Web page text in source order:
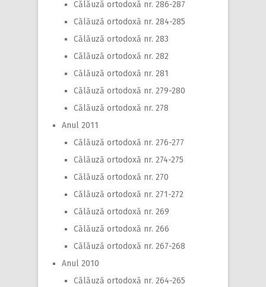
Călăuză ortodoxă nr. 286-287
Călăuză ortodoxă nr. 284-285
Călăuză ortodoxă nr. 283
Călăuză ortodoxă nr. 282
Călăuză ortodoxă nr. 281
Călăuză ortodoxă nr. 279-280
Călăuză ortodoxă nr. 278
Anul 2011
Călăuză ortodoxă nr. 276-277
Călăuză ortodoxă nr. 274-275
Călăuză ortodoxă nr. 270
Călăuză ortodoxă nr. 271-272
Călăuză ortodoxă nr. 269
Călăuză ortodoxă nr. 266
Călăuză ortodoxă nr. 267-268
Anul 2010
Călăuză ortodoxă nr. 264-265